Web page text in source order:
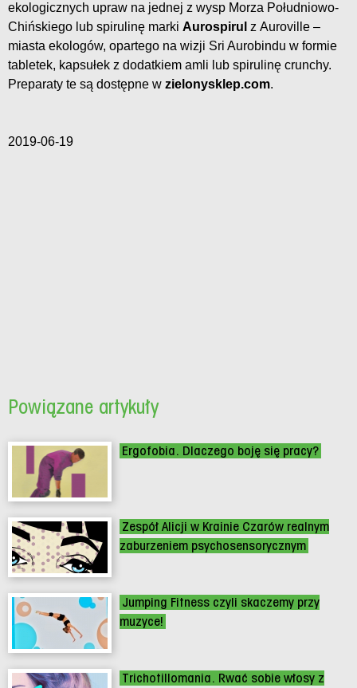
ekologicznych upraw na jednej z wysp Morza Południowo-
Chińskiego lub spirulinę marki Aurospirul z Auroville –
miasta ekologów, opartego na wizji Sri Aurobindu w formie
tabletek, kapsułek z dodatkiem amli lub spirulinę crunchy.
Preparaty te są dostępne w zielonysklep.com.
2019-06-19
Powiązane artykuły
Ergofobia. Dlaczego boję się pracy?
Zespół Alicji w Krainie Czarów realnym
zaburzeniem psychosensorycznym
Jumping Fitness czyli skaczemy przy
muzyce!
Trichotillomania. Rwać sobie włosy z